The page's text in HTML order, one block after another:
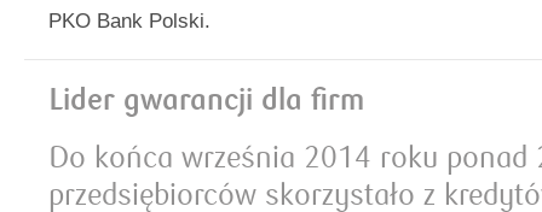
PKO Bank Polski.
Lider gwarancji dla firm
Do końca września 2014 roku ponad
przedsiębiorców skorzystało z